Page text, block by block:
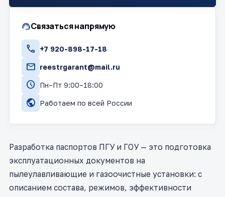
Разработка паспортов ПГУ и ГОУ — это подготовка
эксплуатационных документов на
пылеулавливающие и газоочистные установки: с
описанием состава, режимов, эффективности
support_agentСвязаться напрямую
call +7 920-898-17-18
mail reestrgarant@mail.ru
schedule Пн–Пт 9:00–18:00
public Работаем по всей России